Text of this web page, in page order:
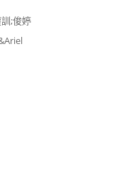
;俊婷